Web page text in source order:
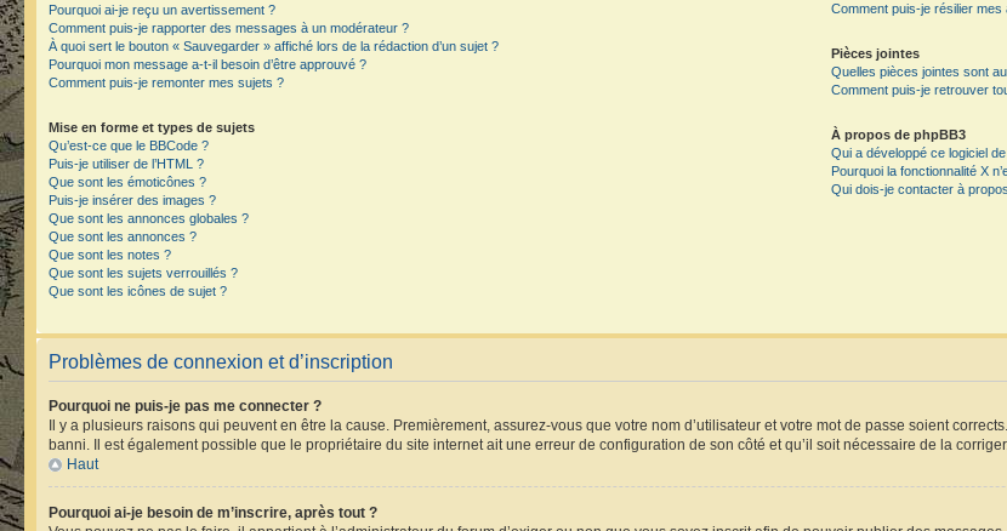
Pourquoi ai-je reçu un avertissement ?
Comment puis-je rapporter des messages à un modérateur ?
À quoi sert le bouton « Sauvegarder » affiché lors de la rédaction d’un sujet ?
Pourquoi mon message a-t-il besoin d’être approuvé ?
Comment puis-je remonter mes sujets ?
Mise en forme et types de sujets
Qu’est-ce que le BBCode ?
Puis-je utiliser de l’HTML ?
Que sont les émoticônes ?
Puis-je insérer des images ?
Que sont les annonces globales ?
Que sont les annonces ?
Que sont les notes ?
Que sont les sujets verrouillés ?
Que sont les icônes de sujet ?
Comment puis-je résilier mes
Pièces jointes
Quelles pièces jointes sont
Comment puis-je retrouver
À propos de phpBB3
Qui a développé ce logiciel
Pourquoi la fonctionnalité X
Qui dois-je contacter à
Problèmes de connexion et d’inscription
Pourquoi ne puis-je pas me connecter ?
Il y a plusieurs raisons qui peuvent en être la cause. Premièrement, assurez-vous que votre nom d’utilisateur et votre mot de passe soient
banni. Il est également possible que le propriétaire du site internet ait une erreur de configuration de son côté et qu’il soit nécessaire de la
Haut
Pourquoi ai-je besoin de m’inscrire, après tout ?